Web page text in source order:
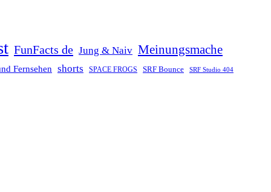
FunFacts de Jung & Naiv Meinungsmache
Fernsehen shorts SPACE FROGS SRF Bounce SRF Studio 404